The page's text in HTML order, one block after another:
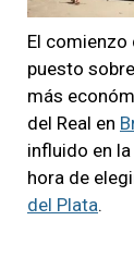
El comienzo
puesto
más
del Real en
influido en
hora de
del Plata.